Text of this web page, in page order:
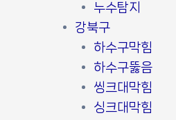
누수탐지
강북구
하수구막힘
하수구뚫음
씽크대막힘
싱크대막힘